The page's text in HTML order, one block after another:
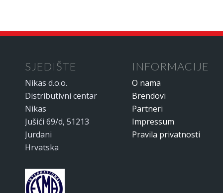
SJEDIŠTE
Nikas d.o.o.
Distributivni centar
Nikas
Jušići 69/d, 51213
Jurdani
Hrvatska
INFORMACIJE
O nama
Brendovi
Partneri
Impressum
Pravila privatnosti